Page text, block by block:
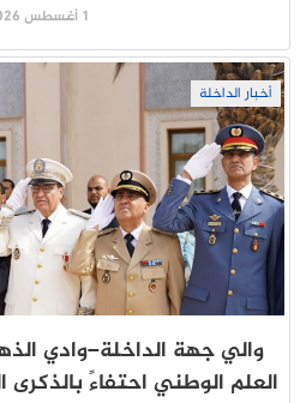
1 أغسطس 2026
أخبار الداخلة
والي جهة الداخلة–وادي
العلم الوطني احتفاءً بالذكرى الـ27 لعيد العرش